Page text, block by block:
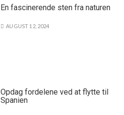
En fascinerende sten fra naturen
AUGUST 12, 2024
Opdag fordelene ved at flytte til
Spanien